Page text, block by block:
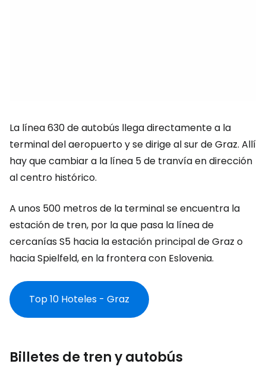
La línea 630 de autobús llega directamente a la
terminal del aeropuerto y se dirige al sur de Graz. Allí
hay que cambiar a la línea 5 de tranvía en dirección
al centro histórico.
A unos 500 metros de la terminal se encuentra la
estación de tren, por la que pasa la línea de
cercanías S5 hacia la estación principal de Graz o
hacia Spielfeld, en la frontera con Eslovenia.
Top 10 Hoteles - Graz
Billetes de tren y autobús